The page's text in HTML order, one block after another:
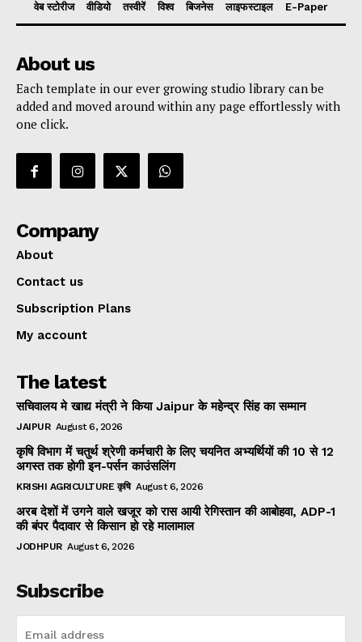
वेब स्टोरीज
वीडियो तस्वीरें विश्व बिजनेस लाइफस्टाइल E-Paper
About us
Each template in our ever growing studio library can be
added and moved around within any page effortlessly with
one click.
Company
About
Contact us
Subscription Plans
My account
The latest
सचिवालय मे खाद्य मंत्री ने किया Jaipur के महेन्द्र सिंह का सम्मान
JAIPUR August 6, 2026
कृषि विभाग में चतुर्थ श्रेणी कर्मचारी के लिए चयनित अभ्यर्थियों की 10 से 12
अगस्त तक होगी इन-पर्सन काउंसलिंग
KRISHI AGRICULTURE कृषि August 6, 2026
अरब देशों में उगने वाले खजूर को रास आयी रेगिस्तान की आबोहवा, ADP-1
की बंपर पैदावार से किसान हो रहे मालामाल
JODHPUR August 6, 2026
Subscribe